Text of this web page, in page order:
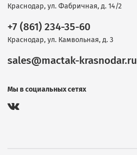
Краснодар, ул. Фабричная, д. 14/2
+7 (861) 234-35-60
Краснодар, ул. Камвольная, д. 3
sales@mactak-krasnodar.ru
Мы в социальных сетях